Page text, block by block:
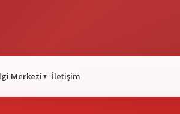
Merkezi ▼ İletişim